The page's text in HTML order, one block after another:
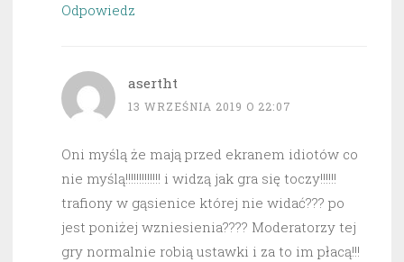
Odpowiedz
asertht
13 WRZEŚNIA 2019 O 22:07
Oni myślą że mają przed ekranem idiotów co
nie myślą!!!!!!!!!!!!! i widzą jak gra się toczy!!!!!!
trafiony w gąsienice której nie widać??? po
jest poniżej wzniesienia???? Moderatorzy tej
gry normalnie robią ustawki i za to im płacą!!!